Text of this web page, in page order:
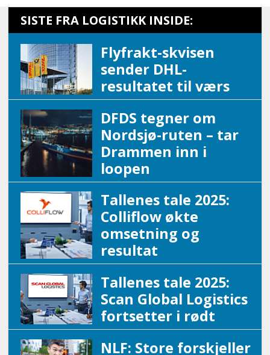
SISTE FRA LOGISTIKK INSIDE:
Flyfrakt-skvisen
sender DHL-
resultatet til værs
DFDS tegner om
Nordsjø-ruten – tar
Drammen inn i
loopen
Tallenes tale 2025:
Colliflow økte
omsetning og
resultat
Tallenes tale 2025:
Scan Global Logistics
fortsetter i rødt
NLF: Store forskjeller